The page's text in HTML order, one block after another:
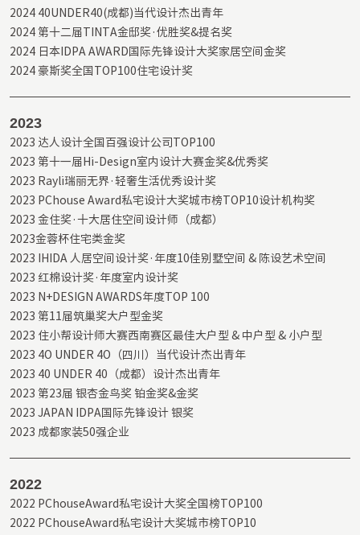
2024 40UNDER40(成都)当代设计杰出青年
2024 第十二届TINTA金邸奖·优胜奖&提名奖
2024 日本IDPA AWARD国际先锋设计大奖家居空间金奖
2024 豪斯奖全国TOP100住宅设计奖
2023
2023 达人设计全国百强设计公司TOP100
2023 第十一届Hi-Design室内设计大赛金奖&优秀奖
2023 Rayli瑞丽无界·轻奢生活优秀设计奖
2023 PChouse Award私宅设计大奖城市榜TOP10设计机构奖
2023 金住奖·十大居住空间设计师（成都）
2023金蓉杯住宅类金奖
2023 IHIDA 人居空间设计奖·年度10佳别墅空间 & 陈设艺术空间
2023 红棉设计奖·年度室内设计奖
2023 N+DESIGN AWARDS年度TOP 100
2023 第11届筑巢奖大户型金奖
2023 住小帮设计师大赛西南赛区最佳大户型 & 中户型 & 小户型
2023 4O UNDER 4O（四川）当代设计杰出青年
2023 40 UNDER 40（成都）设计杰出青年
2023 第23届 银杏金鸟奖 铂金奖&金奖
2023 JAPAN IDPA国际先锋设计 银奖
2023 成都家装50强企业
2022
2022 PChouseAward私宅设计大奖全国榜TOP100
2022 PChouseAward私宅设计大奖城市榜TOP10